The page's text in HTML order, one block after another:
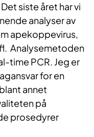
siste året har vi
analyser av
apekoppevirus,
Analysemetoden
time PCR. Jeg er
for en
annet
på
prosedyrer